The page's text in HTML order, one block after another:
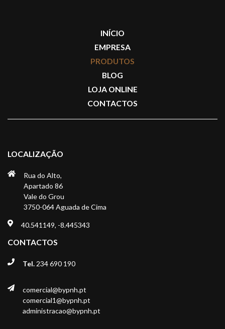
INÍCIO
EMPRESA
PRODUTOS
BLOG
LOJA ONLINE
CONTACTOS
LOCALIZAÇÃO
Rua do Alto,
Apartado 86
Vale do Grou
3750-064 Aguada de Cima
40.541149, -8.445343
CONTACTOS
Tel. 234 690 190
comercial@bypnh.pt
comercial1@bypnh.pt
administracao@bypnh.pt